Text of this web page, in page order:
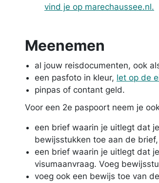
vind je op marechaussee.nl.
Meenemen
al jouw reisdocumenten, ook
een pasfoto in kleur, let op de
pinpas of contant geld.
Voor een 2e paspoort neem je
een brief waarin je uitlegt dat
bewijsstukken toe aan de
een brief waarin je uitlegt dat
visumaanvraag. Voeg
voeg ook een bewijs toe van